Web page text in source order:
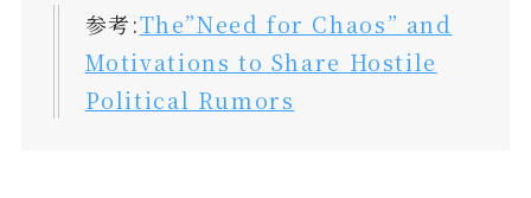
参考:The”Need for Chaos” and
Motivations to Share Hostile
Political Rumors